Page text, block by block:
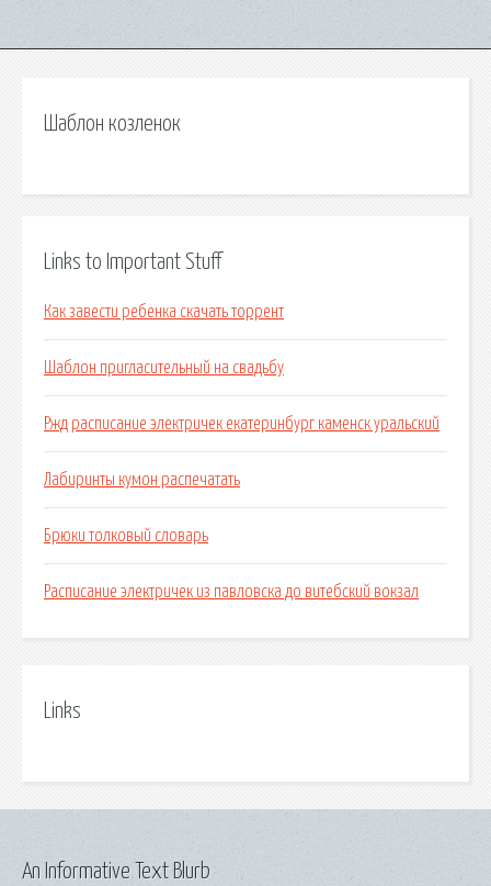
Шаблон козленок
Links to Important Stuff
Как завести ребенка скачать торрент
Шаблон пригласительный на свадьбу
Ржд расписание электричек екатеринбург каменск уральский
Лабиринты кумон распечатать
Брюки толковый словарь
Расписание электричек из павловска до витебский вокзал
Links
An Informative Text Blurb